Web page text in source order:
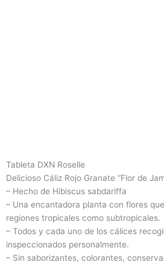
Tableta DXN Roselle
Delicioso Cáliz Rojo Granate “Flor de
– Hecho de Hibiscus sabdariffa
– Una encantadora planta con flores
regiones tropicales como subtropicales.
– Todos y cada uno de los cálices
inspeccionados personalmente.
– Sin saborizantes, colorantes,